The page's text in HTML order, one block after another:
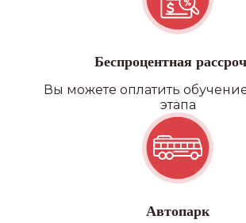
Беспроцентная
Вы можете оплатить
этапа
Автопарк